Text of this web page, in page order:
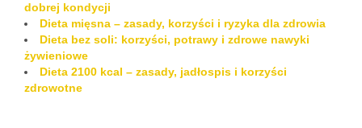
dobrej kondycji
Dieta mięsna – zasady, korzyści i ryzyka dla zdrowia
Dieta bez soli: korzyści, potrawy i zdrowe nawyki
żywieniowe
Dieta 2100 kcal – zasady, jadłospis i korzyści
zdrowotne